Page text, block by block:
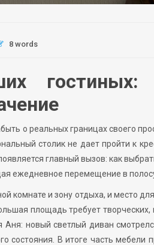
8 words
о реальных границах своего
столик не дает пройти к
главный вызов: как
ежедневное перемещение в
комнате и зону отдыха, и место
площадь требует
Аня: новый светлый диван
состояния. В итоге часть мебели